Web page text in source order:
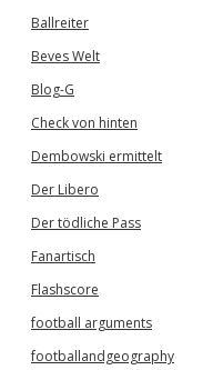
Ballreiter
Beves Welt
Blog-G
Check von hinten
Dembowski ermittelt
Der Libero
Der tödliche Pass
Fanartisch
Flashscore
football arguments
footballandgeography